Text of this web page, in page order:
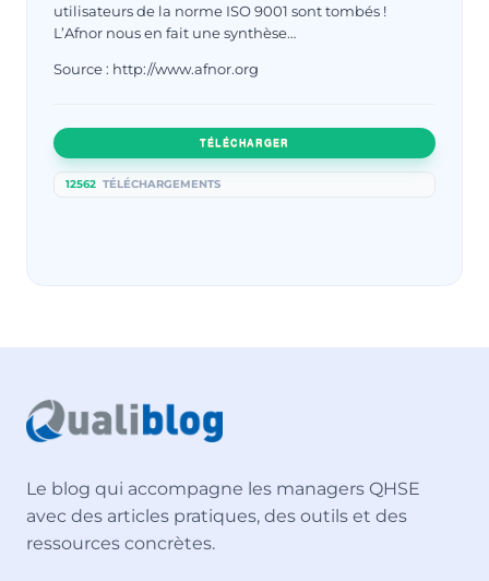
utilisateurs de la norme ISO 9001 sont tombés !
L’Afnor nous en fait une synthèse…
Source : http://www.afnor.org
TÉLÉCHARGER
12562 TÉLÉCHARGEMENTS
Le blog qui accompagne les managers QHSE
avec des articles pratiques, des outils et des
ressources concrètes.